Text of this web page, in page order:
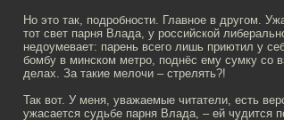
Но это так, подробности. Главное в другом.
тот свет парня Влада, у российской
недоумевает: парень всего лишь приютил у
бомбу в минском метро, поднёс ему сумку со
делах. За такие мелочи – стрелять?!
Так вот. У меня, уважаемые читатели, есть
ужасается судьбе парня Влада, – ей чудится